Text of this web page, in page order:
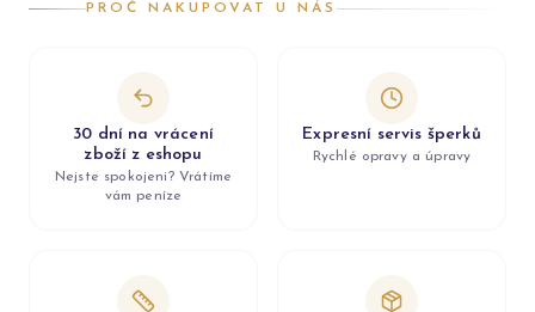
PROČ NAKUPOVAT U NÁS
30 dní na vrácení
zboží z eshopu
Nejste spokojeni? Vrátíme
vám peníze
Expresní servis šperků
Rychlé opravy a úpravy